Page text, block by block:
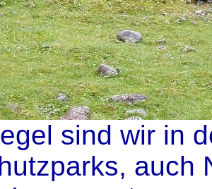
sind wir in
auch